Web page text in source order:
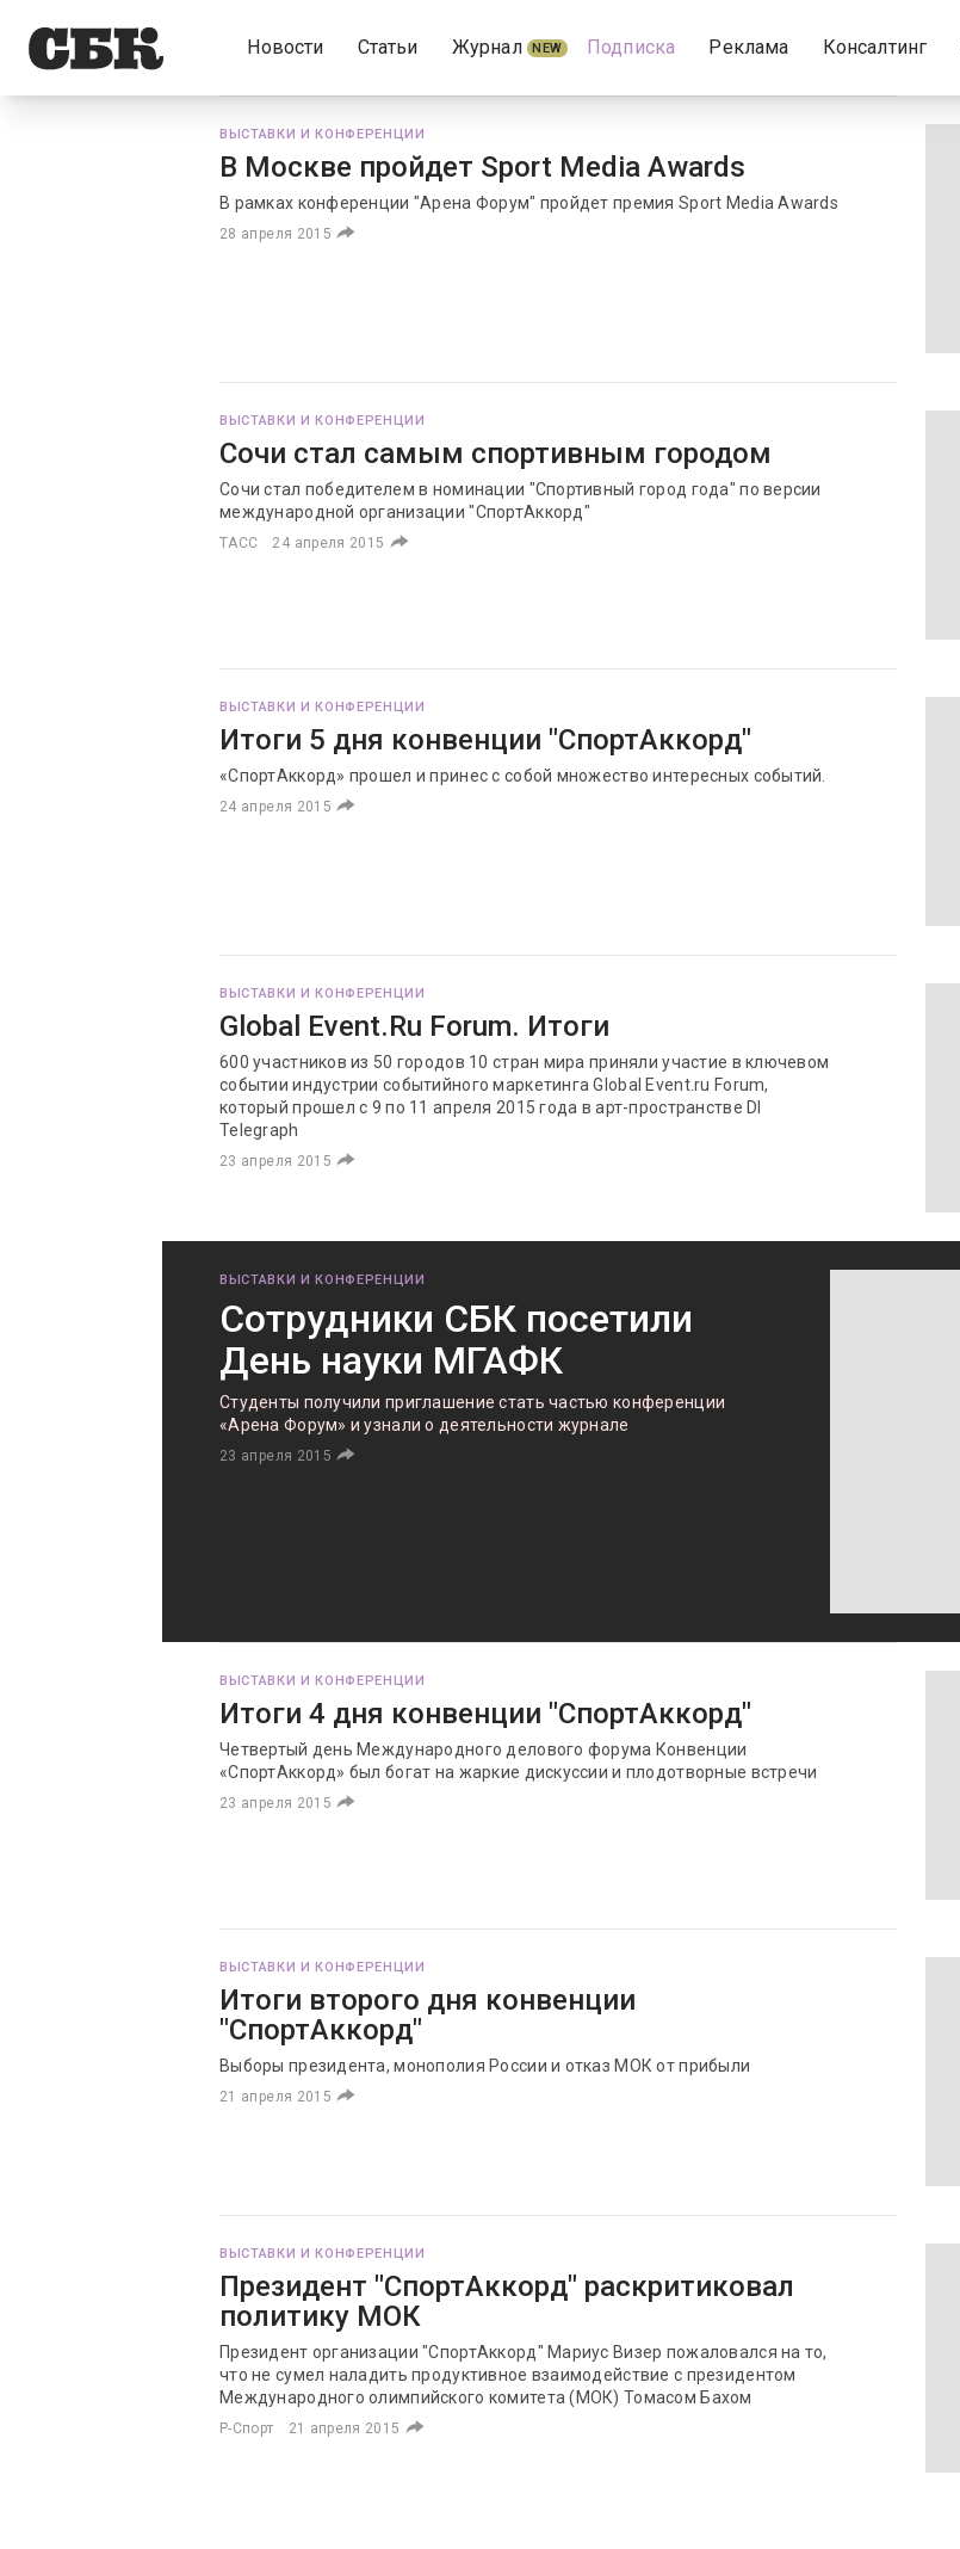
Новости Статьи Журнал NEW Подписка Реклама Консалтинг
ВЫСТАВКИ И КОНФЕРЕНЦИИ
В Москве пройдет Sport Media Awards
В рамках конференции "Арена Форум" пройдет премия Sport Media Awards
28 апреля 2015
ВЫСТАВКИ И КОНФЕРЕНЦИИ
Сочи стал самым спортивным городом
Сочи стал победителем в номинации "Спортивный город года" по версии
международной организации "СпортАккорд"
ТАСС 24 апреля 2015
ВЫСТАВКИ И КОНФЕРЕНЦИИ
Итоги 5 дня конвенции "СпортАккорд"
«СпортАккорд» прошел и принес с собой множество интересных событий.
24 апреля 2015
ВЫСТАВКИ И КОНФЕРЕНЦИИ
Global Event.Ru Forum. Итоги
600 участников из 50 городов 10 стран мира приняли участие в ключевом
событии индустрии событийного маркетинга Global Event.ru Forum,
который прошел с 9 по 11 апреля 2015 года в арт-пространстве DI
Telegraph
23 апреля 2015
ВЫСТАВКИ И КОНФЕРЕНЦИИ
Сотрудники СБК посетили
День науки МГАФК
Студенты получили приглашение стать частью конференции
«Арена Форум» и узнали о деятельности журнале
23 апреля 2015
ВЫСТАВКИ И КОНФЕРЕНЦИИ
Итоги 4 дня конвенции "СпортАккорд"
Четвертый день Международного делового форума Конвенции
«СпортАккорд» был богат на жаркие дискуссии и плодотворные встречи
23 апреля 2015
ВЫСТАВКИ И КОНФЕРЕНЦИИ
Итоги второго дня конвенции
"СпортАккорд"
Выборы президента, монополия России и отказ МОК от прибыли
21 апреля 2015
ВЫСТАВКИ И КОНФЕРЕНЦИИ
Президент "СпортАккорд" раскритиковал
политику МОК
Президент организации "СпортАккорд" Мариус Визер пожаловался на то,
что не сумел наладить продуктивное взаимодействие с президентом
Международного олимпийского комитета (МОК) Томасом Бахом
Р-Спорт 21 апреля 2015